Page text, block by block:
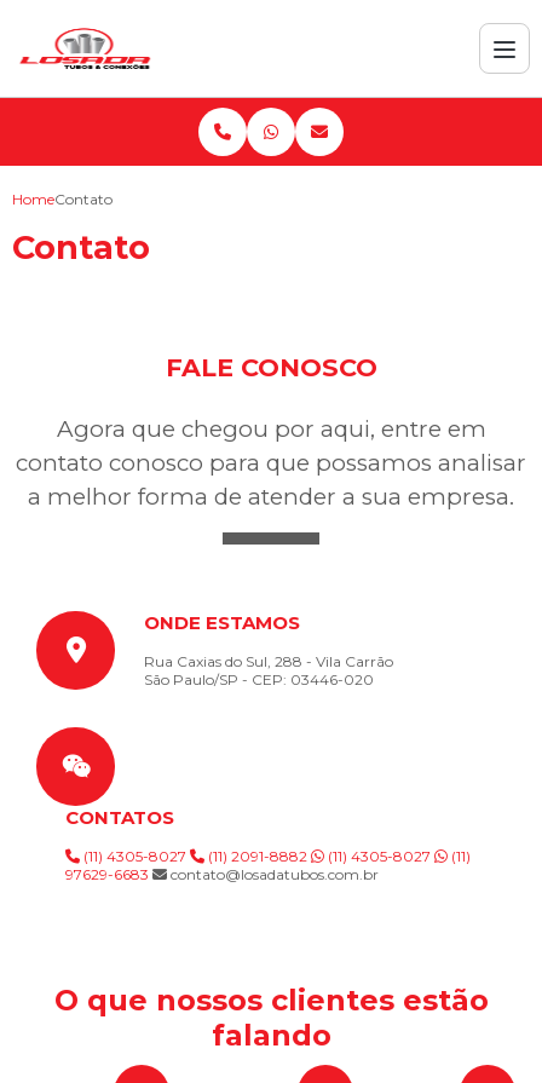
HomeContato
Contato
FALE CONOSCO
Agora que chegou por aqui, entre em
contato conosco para que possamos analisar
a melhor forma de atender a sua empresa.
ONDE ESTAMOS
Rua Caxias do Sul, 288 - Vila Carrão
São Paulo/SP - CEP: 03446-020
CONTATOS
(11) 4305-8027 (11) 2091-8882 (11) 4305-8027
(11)
97629-6683
contato@losadatubos.com.br
O que nossos clientes estão
falando